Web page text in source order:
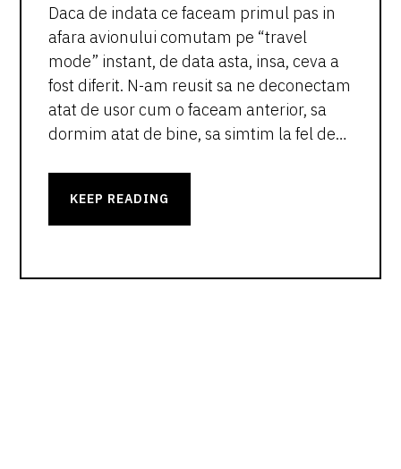
Daca de indata ce faceam primul pas in
afara avionului comutam pe “travel
mode” instant, de data asta, insa, ceva a
fost diferit. N-am reusit sa ne deconectam
atat de usor cum o faceam anterior, sa
dormim atat de bine, sa simtim la fel de…
KEEP READING